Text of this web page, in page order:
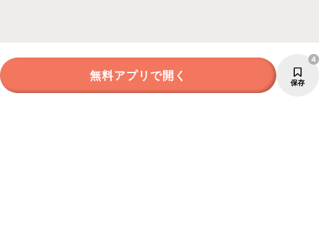
無料アプリで開く 保存
4